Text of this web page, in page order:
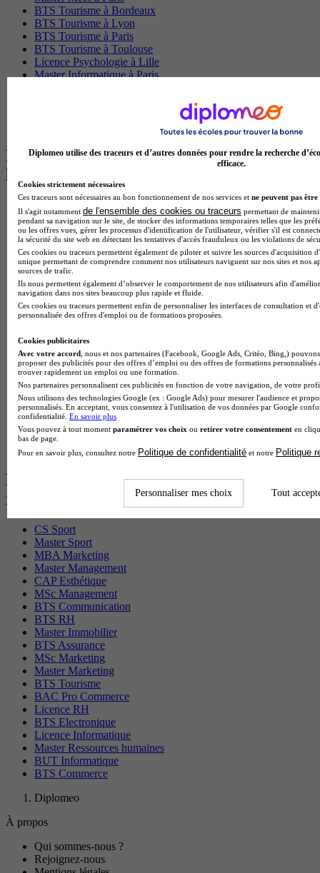
BTS Tourisme à Bordeaux
BTS Tourisme à Lyon
BTS Tourisme à Paris
BTS Tourisme à Toulouse
Licence Psychologie à Lille
Master Informatique à Paris
Les intitulés de diplôme par alternance
les plus recherchés
BTS Esf en alternance
BTS Dietetique en alternance
BTS Mco en alternance
BTS Pi en alternance
BTS Sp3s en alternance
Master CCA en alternance
BTS Ndrc en alternance
BTS Sam en alternance
Cap Fleuriste en alternance
BTS Sio en alternance
BTS Gpme en alternance
Cap Electricien en alternance
BTS Gpn en alternance
BTS Domotique en alternance
BAC Pro Agora en alternance
BTS Sta en alternance
BTS Iris en alternance
BTS Tpl en alternance
BTS Ati en alternance
Les diplômes par filière les plus
recherchés
CS Sport
Master Sport
MBA Marketing
Master Management
CAP Esthétique
MSc Management
BTS Communication
BTS RH
Master Immobilier
BTS Assurance
MSc Marketing
Master Marketing
BTS Tourisme
BAC Pro Commerce
Licence RH
BTS Electronique
Licence Informatique
Master Ressources humaines
BUT Informatique
BTS Commerce
Diplomeo
À propos
Qui sommes-nous ?
Rejoignez-nous
Diplomeo utilise des traceurs et d’autres données pour rendre la recherche
efficace.
Cookies strictement nécessaires
Ces traceurs sont nécessaires au bon fonctionnement de nos services et ne peuvent pas être
Il s'agit notamment de l'ensemble des cookies ou traceurs permettant de
pendant sa navigation sur le site, de stocker des informations temporaires telles que les
ou les offres vues, gérer les processus d'identification de l'utilisateur, vérifier s'il est
la sécurité du site web en détectant les tentatives d'accès frauduleux ou les violations de
Ces cookies ou traceurs permettent également de piloter et suivre les sources d'acquisition
unique permettant de comprendre comment nos utilisateurs naviguent sur nos sites et nos
sources de trafic.
Ils nous permettent également d’observer le comportement de nos utilisateurs afin
navigation dans nos sites beaucoup plus rapide et fluide.
Ces cookies ou traceurs permettent enfin de personnaliser les interfaces de consultation et
personnalisée des offres d'emploi ou de formations proposées.
Cookies publicitaires
Avec votre accord , nous et nos partenaires (Facebook, Google Ads, Critéo, Bing,)
proposer des publicités pour des offres d’emploi ou des offres de formations
trouver rapidement un emploi ou une formation.
Nos partenaires personnalisent ces publicités en fonction de votre navigation, de votre
Nous utilisons des technologies Google (ex : Google Ads) pour mesurer l'audience et
personnalisés. En acceptant, vous consentez à l'utilisation de vos données par Google
confidentialité. En savoir plus
Vous pouvez à tout moment paramétrer vos choix ou retirer votre consentement en
bas de page.
Pour en savoir plus, consultez notre Politique de confidentialité et notre Politique
Personnaliser mes choix Tout